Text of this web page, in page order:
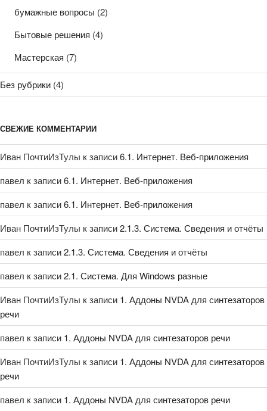
бумажные вопросы (2)
Бытовые решения (4)
Мастерская (7)
Без рубрики (4)
СВЕЖИЕ КОММЕНТАРИИ
Иван ПочтиИзТулы к записи6.1. Интернет. Веб-приложения
павел к записи6.1. Интернет. Веб-приложения
павел к записи6.1. Интернет. Веб-приложения
Иван ПочтиИзТулы к записи2.1.3. Система. Сведения и отчёты
павел к записи2.1.3. Система. Сведения и отчёты
павел к записи2.1. Система. Для Windows разные
Иван ПочтиИзТулы к записи 1. Аддоны NVDA для синтезаторов
речи
павел к записи 1. Аддоны NVDA для синтезаторов речи
Иван ПочтиИзТулы к записи 1. Аддоны NVDA для синтезаторов
речи
павел к записи 1. Аддоны NVDA для синтезаторов речи